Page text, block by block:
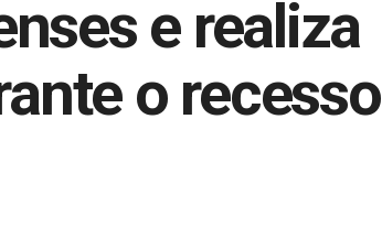
e realiza
o recesso